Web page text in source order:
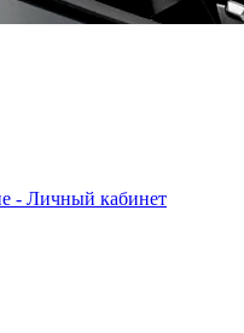
- Личный кабинет